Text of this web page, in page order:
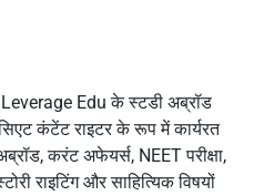
Leverage Edu के स्टडी अब्रॉड
कंटेंट राइटर के रूप में कार्यरत
करंट अफेयर्स, NEET परीक्षा,
राइटिंग और साहित्यिक विषयों